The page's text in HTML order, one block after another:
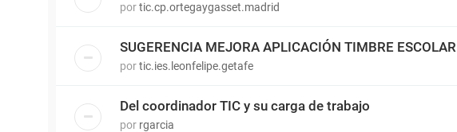
portic.cp.ortegaygasset.madrid
SUGERENCIA MEJORA APLICACIÓN TIMBRE ESCOLAR
portic.ies.leonfelipe.getafe
Del coordinador TIC y su carga de trabajo
por rgarcia